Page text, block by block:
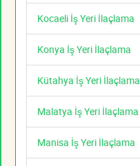
Kocaeli İş Yeri İlaçlama
Konya İş Yeri İlaçlama
Kütahya İş Yeri İlaçlama
Malatya İş Yeri İlaçlama
Manisa İş Yeri İlaçlama